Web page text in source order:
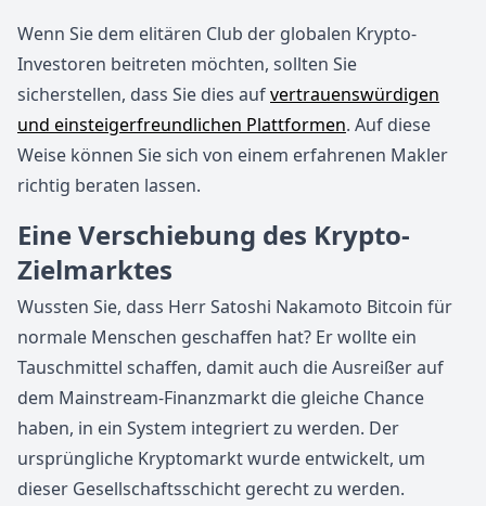
Wenn Sie dem elitären Club der globalen Krypto-
Investoren beitreten möchten, sollten Sie
sicherstellen, dass Sie dies aufvertrauenswürdigen
und einsteigerfreundlichen Plattformen. Auf diese
Weise können Sie sich von einem erfahrenen Makler
richtig beraten lassen.
Eine Verschiebung des Krypto-
Zielmarktes
Wussten Sie, dass Herr Satoshi Nakamoto Bitcoin für
normale Menschen geschaffen hat? Er wollte ein
Tauschmittel schaffen, damit auch die Ausreißer auf
dem Mainstream-Finanzmarkt die gleiche Chance
haben, in ein System integriert zu werden. Der
ursprüngliche Kryptomarkt wurde entwickelt, um
dieser Gesellschaftsschicht gerecht zu werden.